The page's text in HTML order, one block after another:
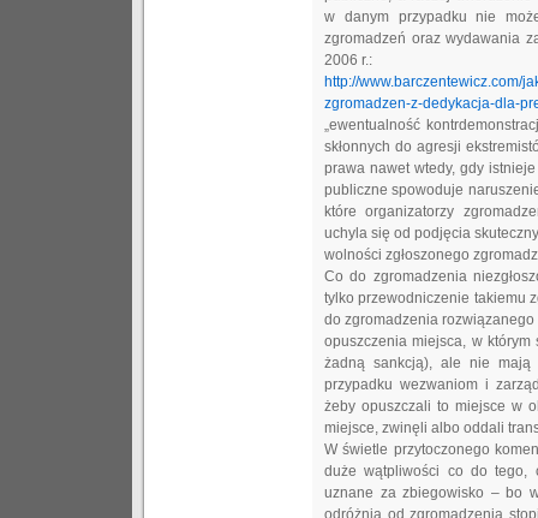
w danym przypadku nie
zgromadzeń oraz wydawania
2006 r.:
http://www.barczentewicz.com/
zgromadzen-z-dedykacja-dla-
„ewentualność
skłonnych do agresji
prawa nawet wtedy, gdy
publiczne spowoduje
które organizatorzy
uchyla się od podjęcia
wolności zgłoszonego
Co do zgromadzenia
tylko przewodniczenie takiemu
do zgromadzenia
opuszczenia miejsca, w
żadną sankcją), ale nie mają
przypadku wezwaniom i
żeby opuszczali to miejsce w
miejsce, zwinęli albo oddali
W świetle przytoczonego
duże wątpliwości co do tego,
uznane za zbiegowisko – bo
odróżnia od zgromadzenia